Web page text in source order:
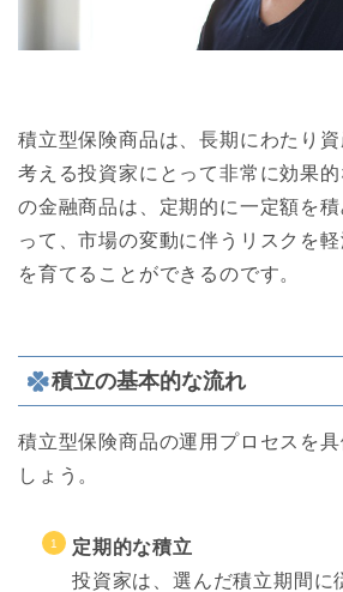
積立型保険商品は、長期にわたり
考える投資家にとって非常に効果
の金融商品は、定期的に一定額を
って、市場の変動に伴うリスクを
を育てることができるのです。
積立の基本的な流れ
積立型保険商品の運用プロセスを
しょう。
定期的な積立
投資家は、選んだ積立期間に